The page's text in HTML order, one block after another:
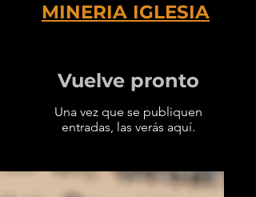
MINERIA IGLESIA
Vuelve pronto
Una vez que se publiquen
entradas, las verás aquí.